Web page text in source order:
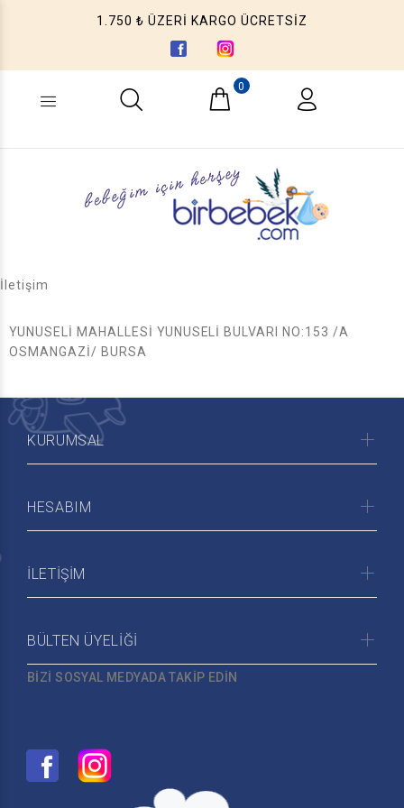
1.750 ₺ ÜZERİ KARGO ÜCRETSİZ
Ne aramıştınız? (Ürün, Kategori ...)
0
İletişim
YUNUSELİ MAHALLESİ YUNUSELİ BULVARI NO:153 /A
OSMANGAZİ/ BURSA
KURUMSAL
HESABIM
İLETİŞİM
BÜLTEN ÜYELİĞİ
BİZİ SOSYAL MEDYADA TAKİP EDİN